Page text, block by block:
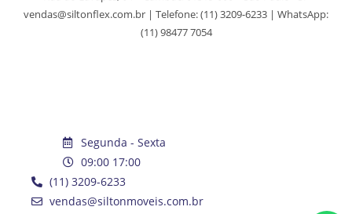
vendas@siltonflex.com.br | Telefone:(11) 3209-6233 | WhatsApp:
(11) 98477 7054
Segunda - Sexta
09:00 17:00
(11) 3209-6233
vendas@siltonmoveis.com.br